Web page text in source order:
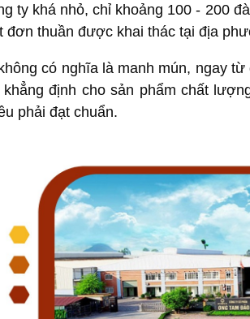
ty khá nhỏ, chỉ khoảng 100 - 200
đơn thuần được khai thác tại địa
có nghĩa là manh mún, ngay
định cho sản phẩm chất
phải đạt chuẩn.